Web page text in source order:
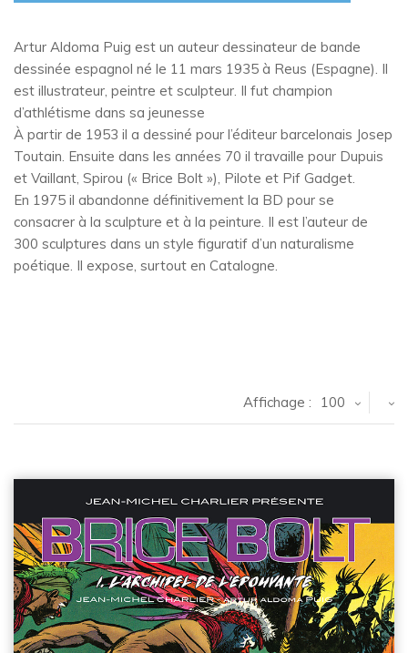
Artur Aldoma Puig est un auteur dessinateur de bande
dessinée espagnol né le 11 mars 1935 à Reus (Espagne). Il
est illustrateur, peintre et sculpteur. Il fut champion
d’athlétisme dans sa jeunesse
À partir de 1953 il a dessiné pour l’éditeur barcelonais Josep
Toutain. Ensuite dans les années 70 il travaille pour Dupuis
et Vaillant, Spirou (« Brice Bolt »), Pilote et Pif Gadget.
En 1975 il abandonne définitivement la BD pour se
consacrer à la sculpture et à la peinture. Il est l’auteur de
300 sculptures dans un style figuratif d’un naturalisme
poétique. Il expose, surtout en Catalogne.
Affichage : 100